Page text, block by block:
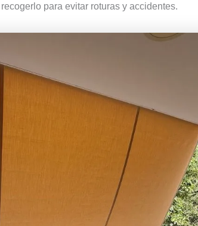
para evitar roturas y accidentes.